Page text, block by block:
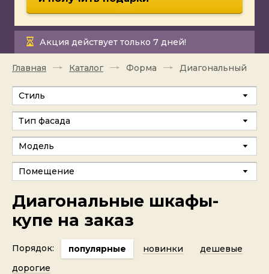
Акция действует только 7 дней!
Главная Каталог Форма Диагональный
Диагональные шкафы-
купе на заказ
Порядок: популярные новинки
дешевые
дорогие